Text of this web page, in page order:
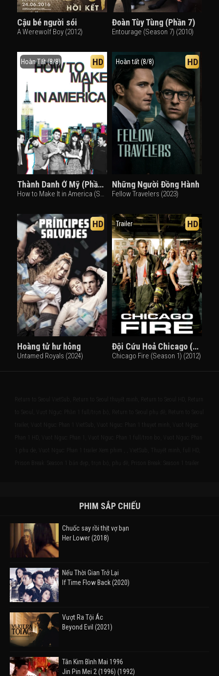
Cậu bé người sói
A Werewolf Boy (2012)
Đoàn Tùy Tùng (Phần 7)
Entourage (Season 7) (2010)
Hoàn Tất (8/8) HD
Thành Danh Ở Mỹ (Phần 2)
How to Make It in America (Season 2) (2011)
Hoàn tất (8/8) HD
Những Người Đồng Hành
Fellow Travelers (2023)
HD
Hoàng tử hư hỏng
Untamed Royals (2024)
Trailer HD
Đội Cứu Hoả Chicago (Phần 1)
Chicago Fire (Season 1) (2012)
Return to Seoul VietSub, Return to Seoul thuyết minh, Return to Seoul HD, Return
to Seoul, Vượt Ngục: Phần 1 full/trọn bộ, Return to Seoul phụ đề, Return to Seoul
trailer, Vuot Nguc: Phan 1 VietSub, Vuot Nguc: Phan 1 thuyet minh, Vuot Nguc:
Phan 1 HD, Vuot Nguc: Phan 1, Vuot Nguc: Phan 1 full/tron bo, Vuot Nguc: Phan
1 phu de, Vuot Nguc: Phan 1 trailer Xem phim , , VietSub, Thuyết minh, full HD,
Prison Break: Season 1 bản đẹp, trọn bộ, phụ đề, Prison Break: Season 1 trailer
PHIM SẮP CHIẾU
Chuốc say rồi thịt vợ bạn
Her Lower (2018)
Nếu Thời Gian Trở Lại
If Time Flow Back (2020)
Vượt Ra Tội Ác
Beyond Evil (2021)
Tân Kim Bình Mai 1996
Jin Pin Mei 2 (1996) (1992)